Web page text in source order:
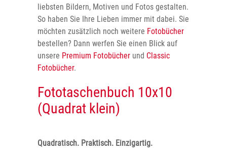
liebsten Bildern, Motiven und Fotos gestalten.
So haben Sie Ihre Lieben immer mit dabei. Sie
möchten zusätzlich noch weitere Fotobücher
bestellen? Dann werfen Sie einen Blick auf
unsere Premium Fotobücher und Classic
Fotobücher.
Fototaschenbuch 10x10
(Quadrat klein)
Quadratisch. Praktisch. Einzigartig.